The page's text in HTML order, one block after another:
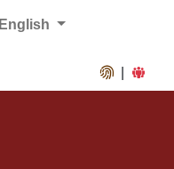
English